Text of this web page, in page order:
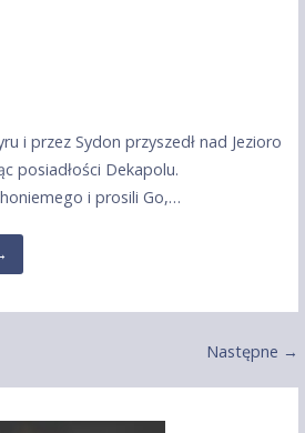
i przez Sydon przyszedł nad Jezioro
posiadłości Dekapolu.
i prosili Go,…
Następne →